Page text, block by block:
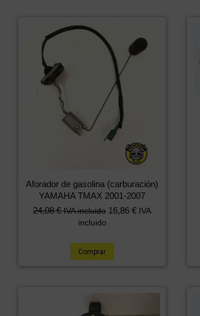
Aforador de gasolina (carburación)
YAMAHA TMAX 2001-2007
24,08€ IVA incluido 16,86 € IVA
incluido
Comprar